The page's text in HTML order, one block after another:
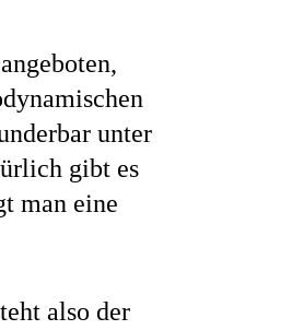
unter
gibt es
man eine
also der